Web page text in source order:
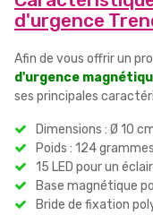
d'urgence
Afin de vous offrir un
d'urgence
ses principales
Dimensions : Ø 10
Poids : 124 grammes
15 LED pour un
Base magnétique
Bride de fixation